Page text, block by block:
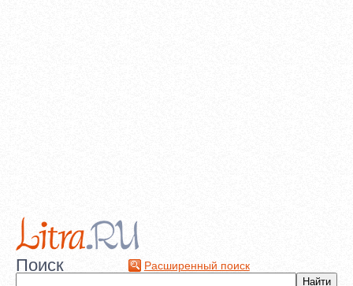
Поиск Расширенный поиск